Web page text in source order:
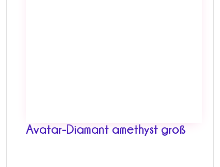
Avatar-Diamant amethyst groß